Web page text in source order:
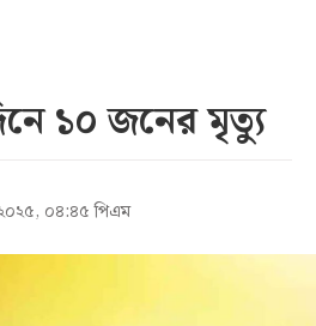
১০ জনের মৃত্যু
০৪:৪৫ পিএম